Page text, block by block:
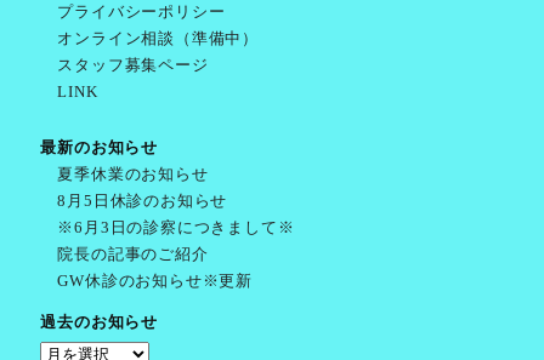
プライバシーポリシー
オンライン相談（準備中）
スタッフ募集ページ
LINK
最新のお知らせ
夏季休業のお知らせ
8月5日休診のお知らせ
※6月3日の診察につきまして※
院長の記事のご紹介
GW休診のお知らせ※更新
過去のお知らせ
過